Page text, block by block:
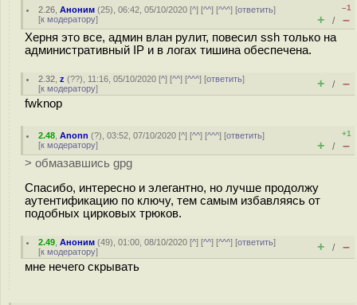
2.26 ,Аноним (25), 06:42, 05/10/2020 [^] [^^] [^^^] [ответить]
[к модератору]
–1
+ / –
Херня это все, админ влан рулит, повесил ssh только на
административный IP и в логах тишина обеспечена.
2.32 ,z (??), 11:16, 05/10/2020 [^] [^^] [^^^] [ответить]
[к модератору] + / –
fwknop
2.48 ,Anonn (?), 03:52, 07/10/2020 [^] [^^] [^^^] [ответить]
[к модератору]
+1
+ / –
> обмазавшись gpg
Спасибо, интересно и элегантно, но лучше продолжу
аутентификацию по ключу, тем самым избавляясь от
подобных цирковых трюков.
2.49 ,Аноним (49), 01:00, 08/10/2020 [^] [^^] [^^^] [ответить]
[к модератору] + / –
мне нечего скрывать